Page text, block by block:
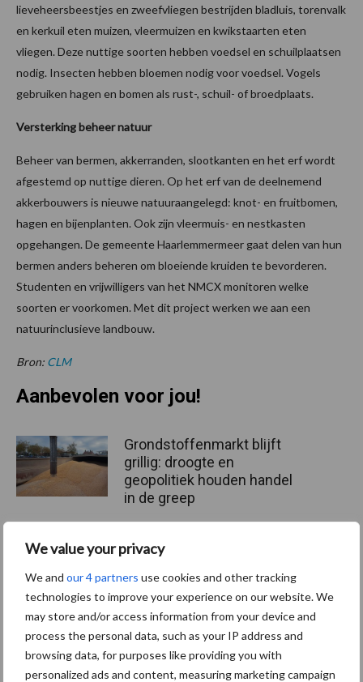
We value your privacy
We and our 4 partners use cookies and other tracking
technologies to improve your experience on our website. We
may store and/or access information from your device and
process the personal data, such as your IP address and
browsing data, for purposes like providing you with
personalized ads and content, measuring marketing campaign
lieveheersbeestjes en zweefvliegen bestrijden bladluis, torenvalk
en kerkuil eten muizen, vleermuizen en kwikstaarten eten
vliegen. Deze nuttige soorten hebben voedsel en schuilplaatsen
nodig. Insecten hebben bloemen nodig voor voedsel. Vogels
gebruiken hagen en bomen als rust-, schuil- of broedplaats.
Versterking beheer natuur
Beheer van bermen, akkerranden, slootkanten en het erf wordt
afgestemd op nuttige dieren. Op het erf van de deelnemend
akkerbouwers is nieuwe natuuraangelegd: knot- en fruitbomen,
hagen en bijenplanten. Ook zijn vleermuis- en nestkasten
opgehangen. De gemeente Haarlemmermeer gaat delen van hun
bermen anders beheren om bloeiende kruiden te bevorderen.
Studenten en vrijwilligers van het NMCX monitoren welke
soorten er voorkomen. Met dit project werken we aan een
natuurinclusieve landbouw.
Bron: CLM
Aanbevolen voor jou!
Grondstoffenmarkt blijft
grillig: droogte en
geopolitiek houden handel
in de greep
De speenhuid: een vaak
onderschatte risicofactor
ForFarmers ziet volume en
marktaandeel groeien in